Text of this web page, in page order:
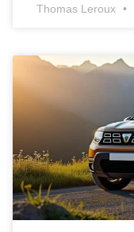
Thomas Leroux